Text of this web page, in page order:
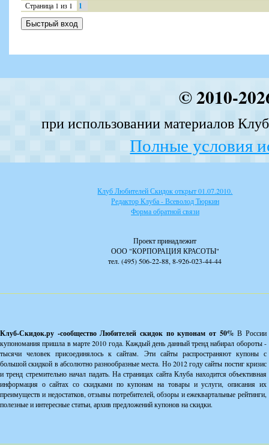
Страница 1 из 1 1
© 2010-
при использовании материалов
Полные условия
Клуб Любителей Скидок открыт 01.07.2010.
Редактор Клуба - Всеволод Тюркин
Форма обратной связи
Проект принадлежит
ООО "КОРПОРАЦИЯ КРАСОТЫ"
тел. (495) 506-22-88, 8-926-023-44-44
Клуб-Скидок.ру -сообщество Любителей скидок по купонам от 50%В России
купономания пришла в марте 2010 года. Каждый день данный тренд набирал обороты -
тысячи человек присоединялось к сайтам. Эти сайты распространяют купоны с
большой скидкой в абсолютно разнообразные места. Но 2012 году сайты постиг кризис
и тренд стремительно начал падать. На страницах сайта Клуба находится объективная
информация о сайтах со скидками по купонам на товары и услуги, описания их
преимуществ и недостатков, отзывы потребителей, обзоры и ежеквартальные рейтинги,
полезные и интересные статьи, архив предложений купонов на скидки.